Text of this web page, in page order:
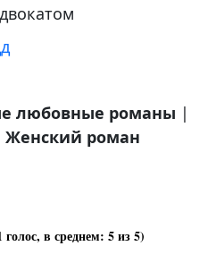
любовные романы |
Женский роман
голос, в среднем: 5из 5)